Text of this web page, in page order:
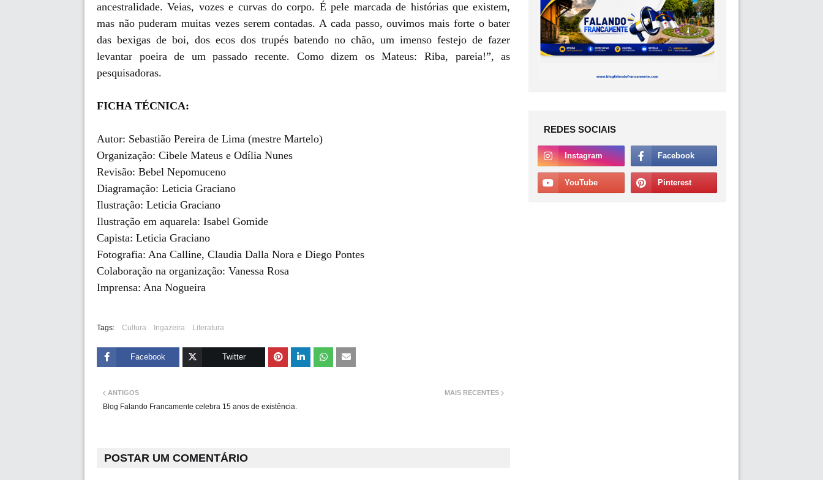
ancestralidade. Veias, vozes e curvas do corpo. É pele marcada de histórias que existem,
mas não puderam muitas vezes serem contadas. A cada passo, ouvimos mais forte o bater
das bexigas de boi, dos ecos dos trupés batendo no chão, um imenso festejo de fazer
levantar poeira de um passado recente. Como dizem os Mateus: Riba, pareia!”, as
pesquisadoras.
FICHA TÉCNICA:
Autor: Sebastião Pereira de Lima (mestre Martelo)
Organização: Cibele Mateus e Odília Nunes
Revisão: Bebel Nepomuceno
Diagramação: Leticia Graciano
Ilustração: Leticia Graciano
Ilustração em aquarela: Isabel Gomide
Capista: Leticia Graciano
Fotografia: Ana Calline, Claudia Dalla Nora e Diego Pontes
Colaboração na organização: Vanessa Rosa
Imprensa: Ana Nogueira
Tags: Cultura Ingazeira Literatura
Facebook Twitter
MAIS RECENTES
ANTIGOS
Blog Falando Francamente celebra 15 anos de existência.
POSTAR UM COMENTÁRIO
REDES SOCIAIS